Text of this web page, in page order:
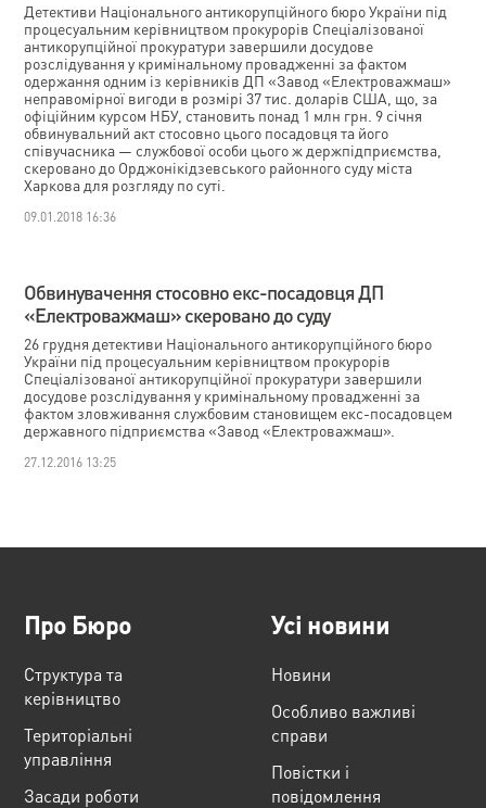
Детективи Національного антикорупційного бюро України під
процесуальним керівництвом прокурорів Спеціалізованої
антикорупційної прокуратури завершили досудове
розслідування у кримінальному провадженні за фактом
одержання одним із керівників ДП «Завод «Електроважмаш»
неправомірної вигоди в розмірі 37 тис. доларів США, що, за
офіційним курсом НБУ, становить понад 1 млн грн. 9 січня
обвинувальний акт стосовно цього посадовця та його
співучасника — службової особи цього ж держпідприємства,
скеровано до Орджонікідзевського районного суду міста
Харкова для розгляду по суті.
09.01.2018 16:36
Обвинувачення cтосовно екс-посадовця ДП
«Електроважмаш» скеровано до суду
26 грудня детективи Національного антикорупційного бюро
України під процесуальним керівництвом прокурорів
Спеціалізованої антикорупційної прокуратури завершили
досудове розслідування у кримінальному провадженні за
фактом зловживання службовим становищем екс-посадовцем
державного підприємства «Завод «Електроважмаш».
27.12.2016 13:25
Про Бюро
Структура та
керівництво
Територіальні
управління
Засади роботи
Усі новини
Новини
Особливо важливі
справи
Повістки і
повідомлення